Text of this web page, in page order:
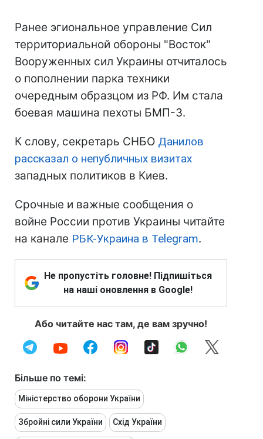
Ранее эгиональное управление Сил
территориальной обороны "Восток"
Вооруженных сил Украины отчиталось
о пополнении парка техники
очередным образцом из РФ. Им стала
боевая машина пехоты БМП-3.
К слову, секретарь СНБО Данилов
рассказал о непубличных визитах
западных политиков в Киев.
Срочные и важные сообщения о
войне России против Украины читайте
на канале РБК-Украина в Telegram.
Не пропустіть головне! Підпишіться
на наші оновлення в Google!
Або читайте нас там, де вам зручно!
Більше по темі:
Міністерство оборони України
Збройні сили України Схід України